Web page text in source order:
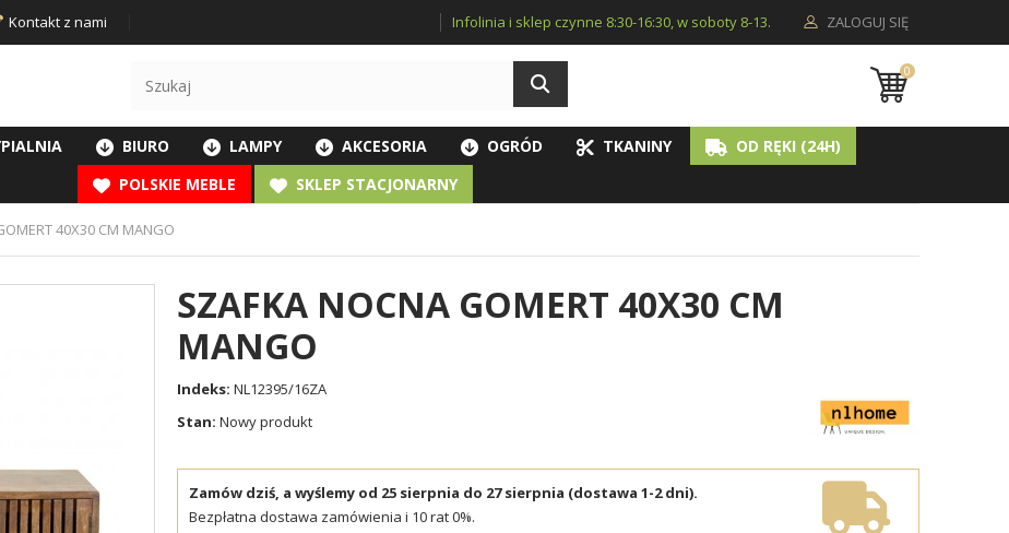
ZALOGUJ SIĘ
Kontakt z nami Infolinia i sklep czynne 8:30-16:30, w soboty 8-13.
0
BIURO LAMPY AKCESORIA OGRÓD TKANINY
OD RĘKI (24H)
POLSKIE MEBLE
SKLEP STACJONARNY
40X30 CM MANGO
SZAFKA NOCNA GOMERT 40X30 CM
MANGO
Indeks: NL12395/16ZA
Stan: Nowy produkt
Zamów dziś, a wyślemy od 25 sierpnia do 27 sierpnia (dostawa 1-2 dni).
Bezpłatna dostawa zamówienia i 10 rat 0%.